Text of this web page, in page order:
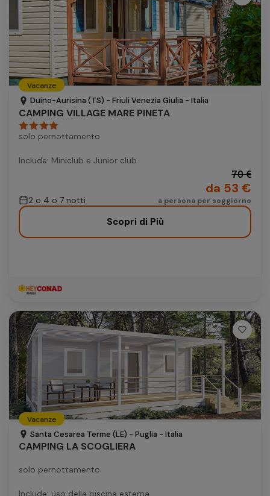
Vacanze
Duino-Aurisina (TS) - Friuli Venezia Giulia - Italia
CAMPING VILLAGE MARE PINETA
solo pernottamento
Include: Miniclub e Junior club
2 o 4 o 7 notti
70 €
da 53 €
a persona per soggiorno
Scopri di Più
Vacanze
Santa Cesarea Terme (LE) - Puglia - Italia
CAMPING LA SCOGLIERA
solo pernottamento
Include: uso della piscina esterna